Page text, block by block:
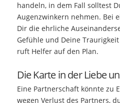
handeln, in dem Fall solltest
Augenzwinkern nehmen. Bei
Dir die ehrliche
Gefühle und Deine
ruft Helfer auf den Plan.
Die Karte in der Liebe
Eine Partnerschaft könnte zu
wegen Verlust des Partners,